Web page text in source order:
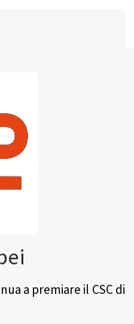
a premiare il CSC di